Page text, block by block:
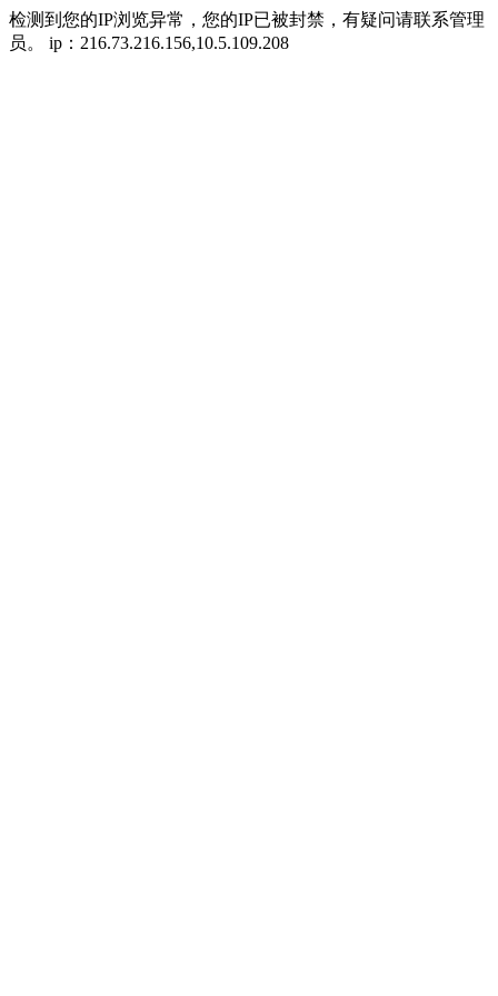
检测到您的IP浏览异常，您的IP已被封禁，有疑问请联系管理
员。 ip：216.73.216.156,10.5.109.208